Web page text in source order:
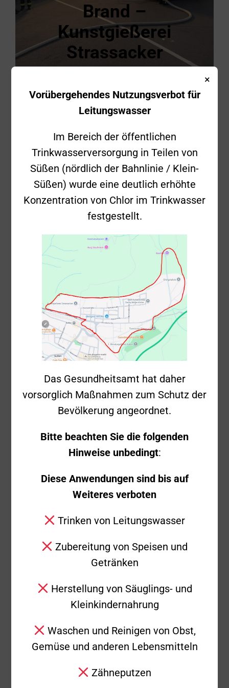
Brand –
Kunstgießerei
Strassacker
Einsatznummer 2024-20
Donnerstag, 21.
Uhrzeit
22:04 Uhr
Einsatzstichwort Brand 3
Staufenecker
Straße,
Strassacker
Ausgerückte Fahrzeuge
KdoW, LF 16/20,
DLAK 23/12, TLF
16/25, LF 8,
MTW, GW-L1
Ausgerückte
Einsatzkräfte
34
Kräfte in Bereitschaft 3
Feuerwehr
Salach: MTW
Polizei
Einsatzende 00:25 Uhr
Die Auslösung der Brandmeldeanlage der
Kunstgießerei Strassacker führte am
Donnerstagabend um 22:04 Uhr zur
Alarmierung der Freiwilligen Feuerwehr
Süßen. Die Erkundung an der Feuerwehr-
Informationszentrale ergab das Auslösen
eines Melders im Installationsschacht
dieser Schacht vom ersten Trupp des
×
Vorübergehendes Nutzungsverbot für
Leitungswasser
Im Bereich der öffentlichen
Trinkwasserversorgung in Teilen von
Süßen (nördlich der Bahnlinie / Klein-
Süßen) wurde eine deutlich erhöhte
Konzentration von Chlor im Trinkwasser
festgestellt.
Das Gesundheitsamt hat daher
vorsorglich Maßnahmen zum Schutz der
Bevölkerung angeordnet.
Bitte beachten Sie die folgenden
Hinweise unbedingt:
Diese Anwendungen sind bis auf
Weiteres verboten
Trinken von Leitungswasser
Zubereitung von Speisen und
Getränken
Herstellung von Säuglings- und
Kleinkindernahrung
Waschen und Reinigen von Obst,
Gemüse und anderen Lebensmitteln
Zähneputzen